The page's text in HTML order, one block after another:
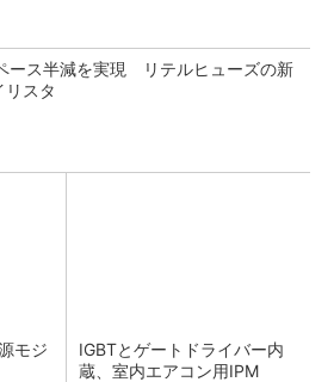
ース半減を実現 リテルヒューズの新
リスタ
モジ
IGBTとゲートドライバー内
蔵、室内エアコン用IPM